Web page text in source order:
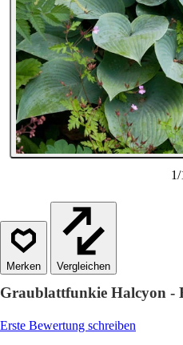
1/
Vergleichen
Graublattfunkie Halcyon -
Erste Bewertung schreiben